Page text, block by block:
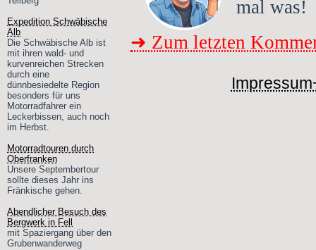
Expedition Schwäbische
Alb
Die Schwäbische Alb ist
mit ihren wald- und
kurvenreichen Strecken
durch eine
dünnbesiedelte Region
besonders für uns
Motorradfahrer ein
Leckerbissen, auch noch
im Herbst.
Motorradtouren durch
Oberfranken
Unsere Septembertour
sollte dieses Jahr ins
Fränkische gehen.
Abendlicher Besuch des
Bergwerk in Fell
mit Spaziergang über den
Grubenwanderweg
mal was!
➜ Zum letzten